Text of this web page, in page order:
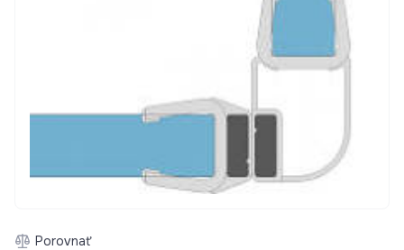
Porovnať